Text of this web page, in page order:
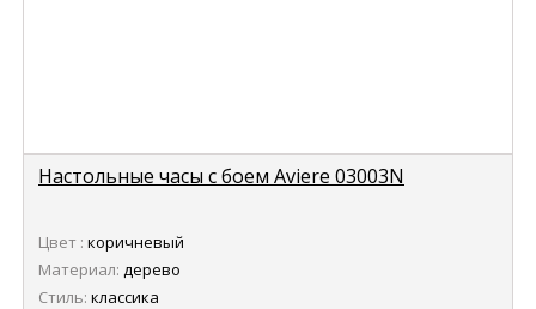
Настольные часы с боем Aviere 03003N
Цвет : коричневый
Материал: дерево
Стиль: классика